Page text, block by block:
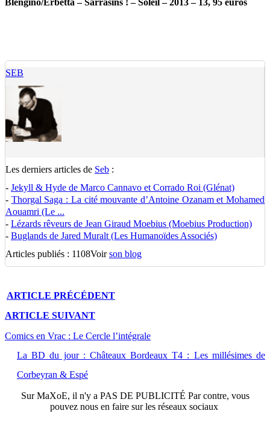
Blengino/Erbetta – Sarrasins ! – Soleil – 2013 – 13, 95 euros
SEB
Les derniers articles de Seb :
- Jekyll & Hyde de Marco Cannavo et Corrado Roi (Glénat)
- Thorgal Saga : La cité mouvante d’Antoine Ozanam et Mohamed
Aouamri (Le ...
- Lézards rêveurs de Jean Giraud Moebius (Moebius Production)
- Buglands de Jared Muralt (Les Humanoïdes Associés)
Articles publiés : 1108Voirson blog
ARTICLE PRÉCÉDENT
ARTICLE SUIVANT
Comics en Vrac : Le Cercle l’intégrale
La BD du jour : Châteaux Bordeaux T4 : Les millésimes de
Corbeyran & Espé
SurMaXoE, il n'y a PAS DE PUBLICITÉ Par contre, vous
pouvez nous en faire sur les réseaux sociaux